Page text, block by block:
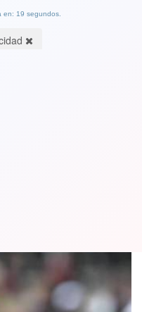
en: 19 segundos.